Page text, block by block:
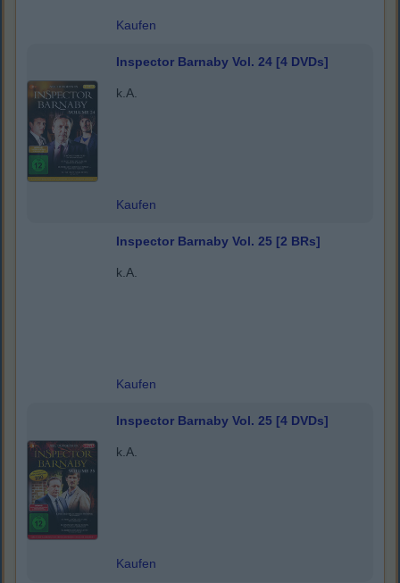
Kaufen
Inspector Barnaby Vol. 24 [4 DVDs]
k.A.
Kaufen
Inspector Barnaby Vol. 25 [2 BRs]
k.A.
Kaufen
Inspector Barnaby Vol. 25 [4 DVDs]
k.A.
Kaufen